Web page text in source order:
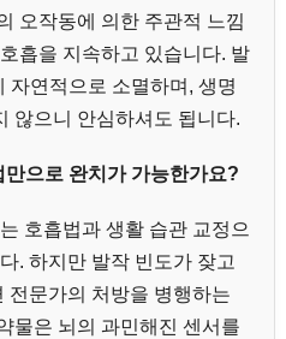
오작동에 의한 주관적 느낌
흡을 지속하고 있습니다. 발
자연적으로 소멸하며, 생명
않으니 안심하셔도 됩니다.
으로 완치가 가능한가요?
호흡법과 생활 습관 교정으
. 하지만 발작 빈도가 잦고
전문가의 처방을 병행하는
물은 뇌의 과민해진 센서를